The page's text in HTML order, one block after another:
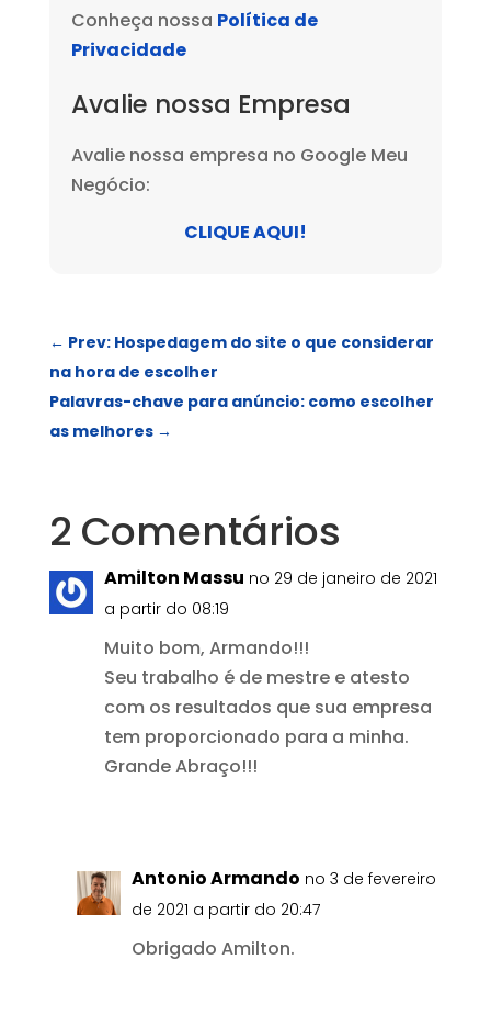
Conheça nossa Política de
Privacidade
Avalie nossa Empresa
Avalie nossa empresa no Google Meu
Negócio:
CLIQUE AQUI!
← Prev: Hospedagem do site o que considerar
na hora de escolher
Palavras-chave para anúncio: como escolher
as melhores→
2 Comentários
Amilton Massu no 29 de janeiro de 2021
a partir do 08:19
Muito bom, Armando!!!
Seu trabalho é de mestre e atesto
com os resultados que sua empresa
tem proporcionado para a minha.
Grande Abraço!!!
Antonio Armando no 3 de fevereiro
de 2021 a partir do 20:47
Obrigado Amilton.